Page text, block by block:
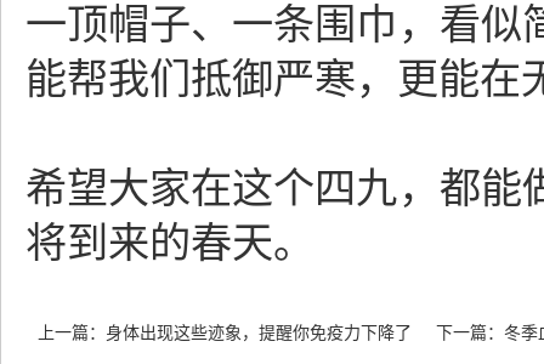
一顶帽子、一条围巾，看似
能帮我们抵御严寒，更能在
希望大家在这个四九，都能
将到来的春天。
上一篇： 身体出现这些迹象，提醒你免疫力下降了 下一篇： 冬季